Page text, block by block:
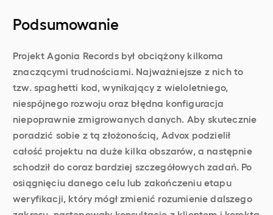
Podsumowanie
Projekt Agonia Records był obciążony kilkoma
znaczącymi trudnościami. Najważniejsze z nich to
tzw. spaghetti kod, wynikający z wieloletniego,
niespójnego rozwoju oraz błędna konfiguracja
niepoprawnie zmigrowanych danych. Aby skutecznie
poradzić sobie z tą złożonością, Advox podzielił
całość projektu na duże kilka obszarów, a następnie
schodził do coraz bardziej szczegółowych zadań. Po
osiągnięciu danego celu lub zakończeniu etapu
weryfikacji, który mógł zmienić rozumienie dalszego